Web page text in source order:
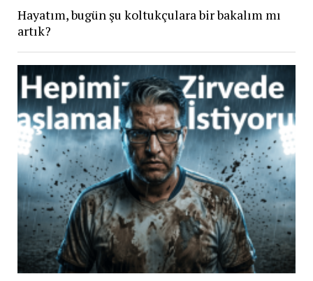
Hayatım, bugün şu koltukçulara bir bakalım mı
artık?